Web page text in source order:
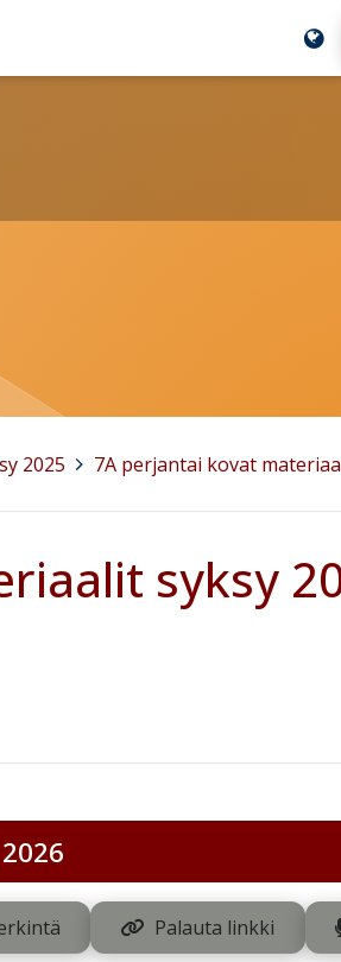
2025 7A perjantai kovat
syksy
Palauta linkki